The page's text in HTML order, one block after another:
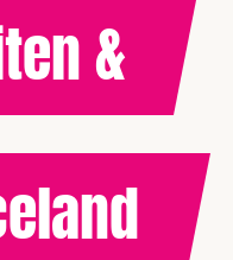
&